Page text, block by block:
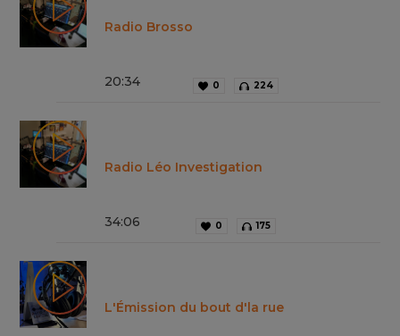
Radio Brosso
20:34 0 224
Radio Léo Investigation
34:06 0 175
L'Émission du bout d'la rue